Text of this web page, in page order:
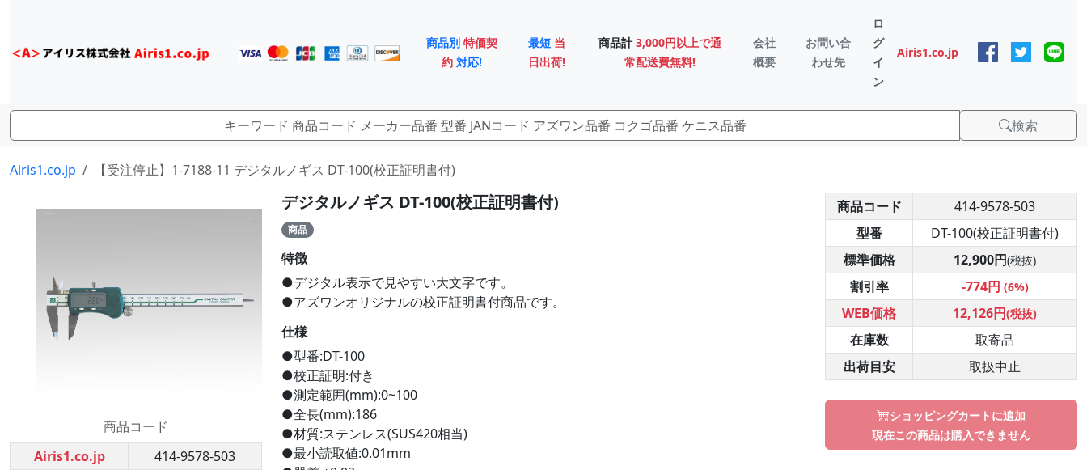
商品別 特価契
約 対応!
最短 当
日出荷!
商品計 3,000円以上で通
常配送費無料!
会社
概要
お問い合
わせ先
ロ
グ
イ
ン
Airis1.co.jp
検索
Airis1.co.jp 【受注停止】1-7188-11 デジタルノギス DT-100(校正証明書付)
商品コード
Airis1.co.jp
414-9578-503
デジタルノギス DT-100(校正証明書付)
商品
特徴
●デジタル表示で見やすい大文字です。
●アズワンオリジナルの校正証明書付商品です。
仕様
●型番:DT-100
●校正証明:付き
●測定範囲(mm):0~100
●全長(mm):186
●材質:ステンレス(SUS420相当)
●最小読取値:0.01mm
商品コード
414-9578-503
型番
DT-100(校正証明書付)
標準価格
12,900円(税抜)
割引率 -774円 (6%)
WEB価格 12,126円(税抜)
在庫数
取寄品
出荷目安
取扱中止
ショッピングカートに追加
現在この商品は購入できません